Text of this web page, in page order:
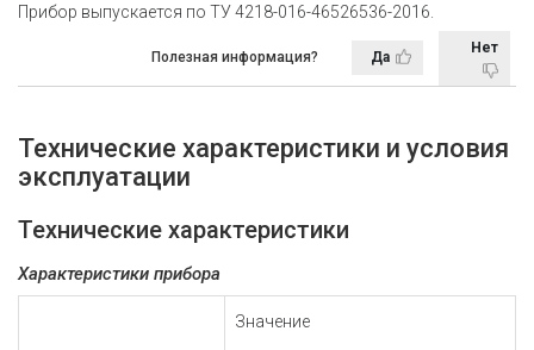
Прибор выпускается по ТУ 4218-016-46526536-2016.
Полезная информация? Да
Нет
Технические характеристики и условия
эксплуатации
Технические характеристики
Характеристики прибора
Значение